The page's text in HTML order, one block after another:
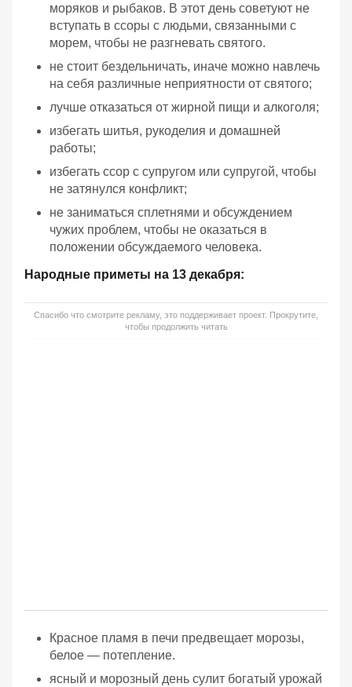
моряков и рыбаков. В этот день советуют не
вступать в ссоры с людьми, связанными с
морем, чтобы не разгневать святого.
не стоит бездельничать, иначе можно навлечь
на себя различные неприятности от святого;
лучше отказаться от жирной пищи и алкоголя;
избегать шитья, рукоделия и домашней
работы;
избегать ссор с супругом или супругой, чтобы
не затянулся конфликт;
не заниматься сплетнями и обсуждением
чужих проблем, чтобы не оказаться в
положении обсуждаемого человека.
Народные приметы на 13 декабря:
Спасибо что смотрите рекламу, это поддерживает проект. Прокрутите,
чтобы продолжить читать
Красное пламя в печи предвещает морозы,
белое — потепление.
ясный и морозный день сулит богатый урожай